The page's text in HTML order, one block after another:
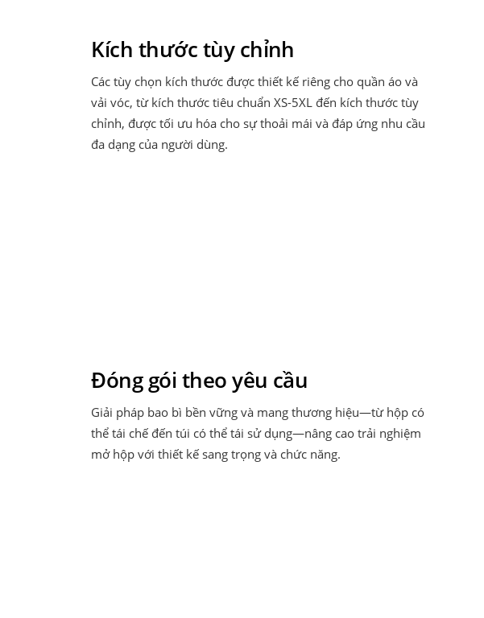
Kích thước tùy chỉnh
Các tùy chọn kích thước được thiết kế riêng cho quần áo và
vải vóc, từ kích thước tiêu chuẩn XS-5XL đến kích thước tùy
chỉnh, được tối ưu hóa cho sự thoải mái và đáp ứng nhu cầu
đa dạng của người dùng.
Đóng gói theo yêu cầu
Giải pháp bao bì bền vững và mang thương hiệu—từ hộp có
thể tái chế đến túi có thể tái sử dụng—nâng cao trải nghiệm
mở hộp với thiết kế sang trọng và chức năng.